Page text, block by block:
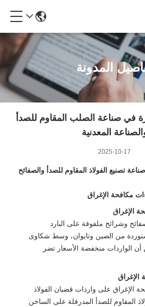
المدونة
في صناعة الصلب المقاوم للصدأ
المعدنية
2025-10-17
تصنيع الفولاذ المقاوم للصدأ والصفائح
الإغراق
وشرائح ملفوفة على البارد
من الصين وتايوان، وسط شكاوى
أن الواردات منخفضة الأسعار تضر
الإغراق
على واردات قضبان الفولاذ
المقاوم للصدأ المدرفلة على الساخن